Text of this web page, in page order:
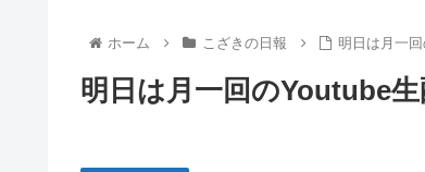
ホーム こざきの日報 明日は月一
明日は月一回のYoutube生